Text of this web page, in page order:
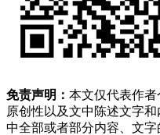
免责声明： 本文仅代表作
原创性以及文中陈述文字
中全部或者部分内容、文